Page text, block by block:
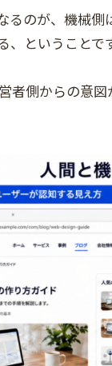
るのが、機械
ということで
者側からの意図